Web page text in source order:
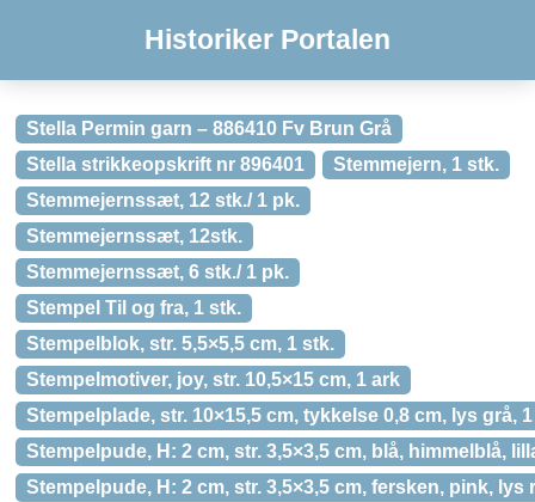
Historiker Portalen
Stella Permin garn – 886410 Fv Brun Grå
Stella strikkeopskrift nr 896401
Stemmejern, 1 stk.
Stemmejernssæt, 12 stk./ 1 pk.
Stemmejernssæt, 12stk.
Stemmejernssæt, 6 stk./ 1 pk.
Stempel Til og fra, 1 stk.
Stempelblok, str. 5,5×5,5 cm, 1 stk.
Stempelmotiver, joy, str. 10,5×15 cm, 1 ark
Stempelplade, str. 10×15,5 cm, tykkelse 0,8 cm, lys grå,
Stempelpude, H: 2 cm, str. 3,5×3,5 cm, blå, himmelblå,
Stempelpude, H: 2 cm, str. 3,5×3,5 cm, fersken, pink, lys